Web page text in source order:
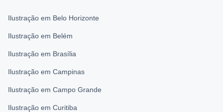
Ilustração em Belo Horizonte
Ilustração em Belém
Ilustração em Brasília
Ilustração em Campinas
Ilustração em Campo Grande
Ilustração em Curitiba